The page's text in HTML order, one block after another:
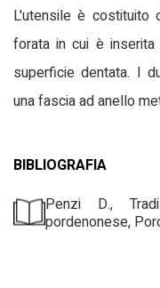
L'utensile è costituito
forata in cui è
superficie dentata. I
una fascia ad anello
BIBLIOGRAFIA
Penzi D.,
pordenonese,